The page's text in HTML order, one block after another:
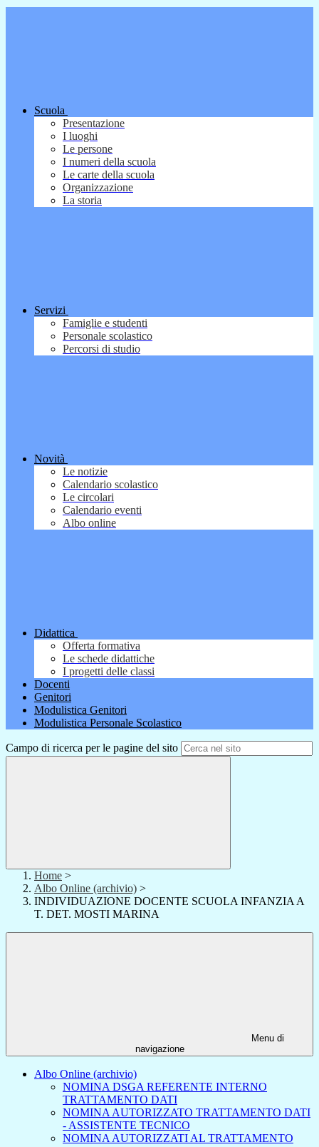
Scuola
Presentazione
I luoghi
Le persone
I numeri della scuola
Le carte della scuola
Organizzazione
La storia
Servizi
Famiglie e studenti
Personale scolastico
Percorsi di studio
Novità
Le notizie
Calendario scolastico
Le circolari
Calendario eventi
Albo online
Didattica
Offerta formativa
Le schede didattiche
I progetti delle classi
Docenti
Genitori
Modulistica Genitori
Modulistica Personale Scolastico
Campo di ricerca per le pagine del sito
Home >
Albo Online (archivio) >
INDIVIDUAZIONE DOCENTE SCUOLA INFANZIA A
T. DET. MOSTI MARINA
Menu di
navigazione
Albo Online (archivio)
NOMINA DSGA REFERENTE INTERNO
TRATTAMENTO DATI
NOMINA AUTORIZZATO TRATTAMENTO DATI
- ASSISTENTE TECNICO
NOMINA AUTORIZZATI AL TRATTAMENTO